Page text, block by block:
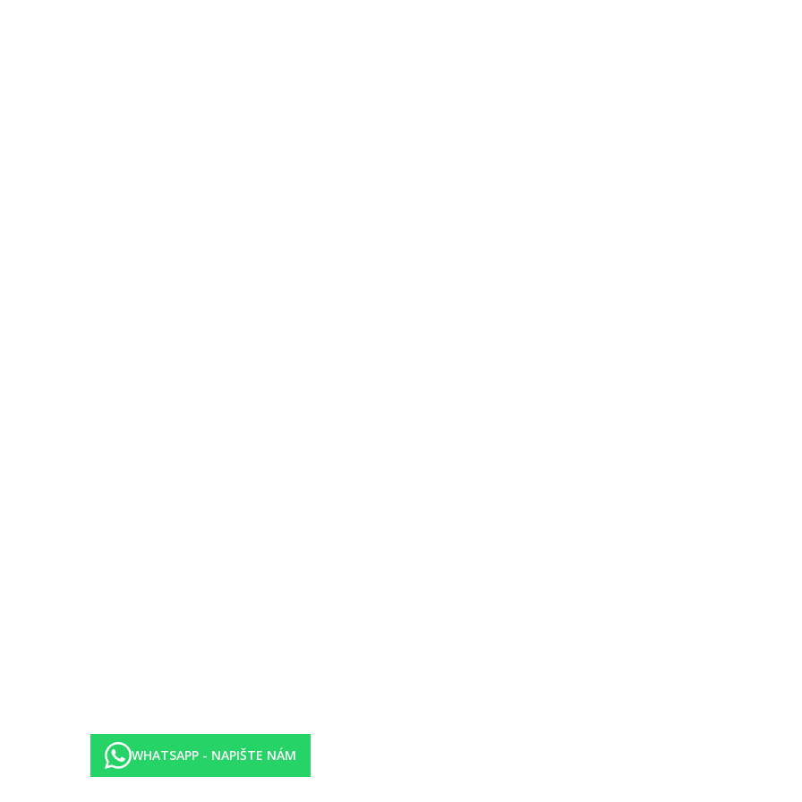
zavazadel či směnárnu
pohodlí a relaxaci. Každý pokoj je vybaven vlastním sociálním zařízením a koupelnou se sprchou či vanou. Pokoje disponují také
V každém pokoji je dostupné WiFi připojení
kuchyní a obývacím prostorem, ideální pro větší rodiny nebo skupiny
výhledy a velkou terasou
velké rodiny nebo přátele
minigolf či tenis. K relaxaci a odpočinku vám dobře poslouží hotelové Wellness zázemí s nabídkou masáží a relaxačních procedur
WHATSAPP - NAPIŠTE NÁM